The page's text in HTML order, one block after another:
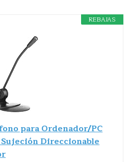
REBAJAS
para Ordenador/PC
Sujeción Direccionable